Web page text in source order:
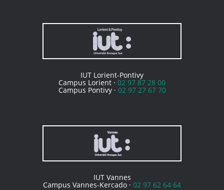
IUT Lorient-Pontivy
Campus Lorient · 02 97 87 28 00
Campus Pontivy · 02 97 27 67 70
IUT Vannes
Campus Vannes-Kercado · 02 97 62 64 64